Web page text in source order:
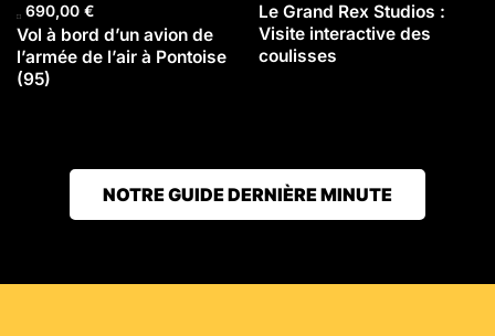
690,00 €
Vol à bord d’un avion de
l’armée de l’air à Pontoise
(95)
Le Grand Rex Studios :
Visite interactive des
coulisses
NOTRE GUIDE DERNIÈRE MINUTE